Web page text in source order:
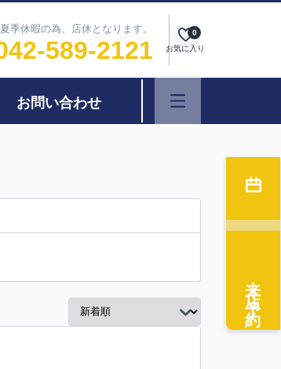
休暇の為、店休となります。
589-2121 お気に入り
0
お問い合わせ
来店予約